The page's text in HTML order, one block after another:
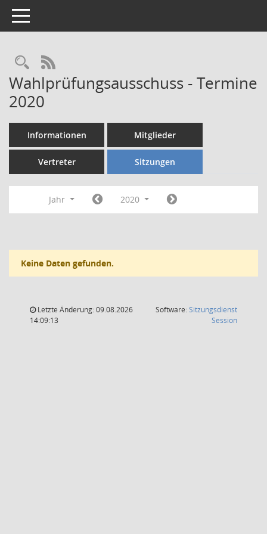
Toggle navigation
Rechercheauswahl
RSS-Feed
Wahlprüfungsausschuss - Termine
2020
Informationen Mitglieder
Vertreter Sitzungen
Jahr 2020
Keine Daten gefunden.
Letzte Änderung: 09.08.2026
14:09:13
Software:Sitzungsdienst
Session(Wird in